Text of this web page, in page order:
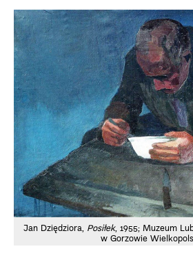
Jan Dziędziora, Posiłek, 1955; Muzeum
w Gorzowie